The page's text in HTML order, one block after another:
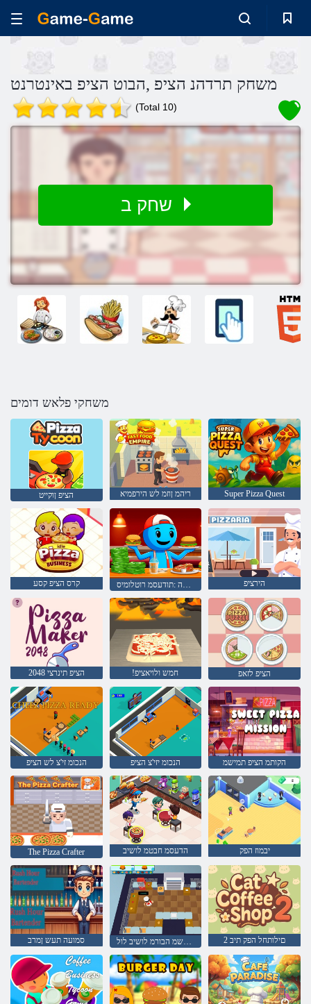
משחק תרדהנ הציפ ,הבוט הציפ באינטרנט
(Total 10)
משחקי פלאש דומים
הציפ ןוקייט ריהמ ןוזמ לש הירפמיא Super Pizza Quest
קרס הציפ קסע הירציפ
2048 הציפ תינרצי !חמש ולויאציפ הציפ לזאפ
הנכומ זי'צ לש הציפ הנכומ יזי'צ הציפ הקותמ הציפ תמישמ
The Pizza Crafter הדעסמ חבטמ לושיב יבמוז הפק
סמועה תעש ןמרב םיפתתשמ הבורמ לושיב לול 2 םילותחל הפק תיב